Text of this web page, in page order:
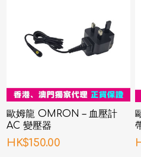
歐姆龍 OMRON – 血壓計
AC 變壓器
HK$150.00